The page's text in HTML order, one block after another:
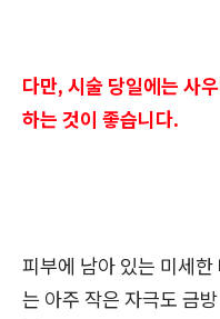
다만, 시술 당일에는 사
하는 것이 좋습니다.
피부에 남아 있는 미세
는 아주 작은 자극도 금